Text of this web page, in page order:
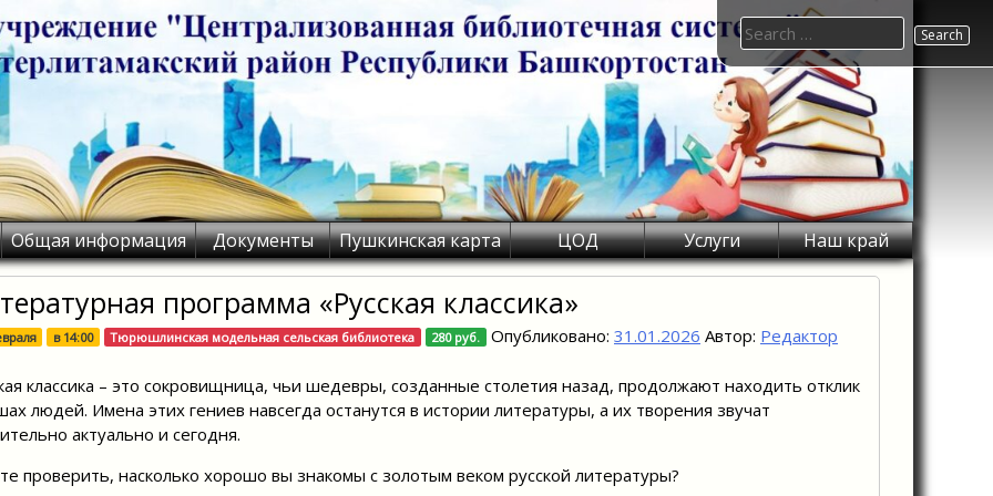
Общая информация Документы Пушкинская карта ЦОД Услуги Наш край
Search
for:
программа «Русская классика»
в14:00 Тюрюшлинская модельная сельская библиотека 280 руб. Опубликовано: 31.01.2026 Автор: Редактор
классика – это сокровищница, чьи шедевры, созданные столетия назад, продолжают находить отклик
людей. Имена этих гениев навсегда останутся в истории литературы, а их творения звучат
актуально и сегодня.
проверить, насколько хорошо вы знакомы с золотым веком русской литературы?